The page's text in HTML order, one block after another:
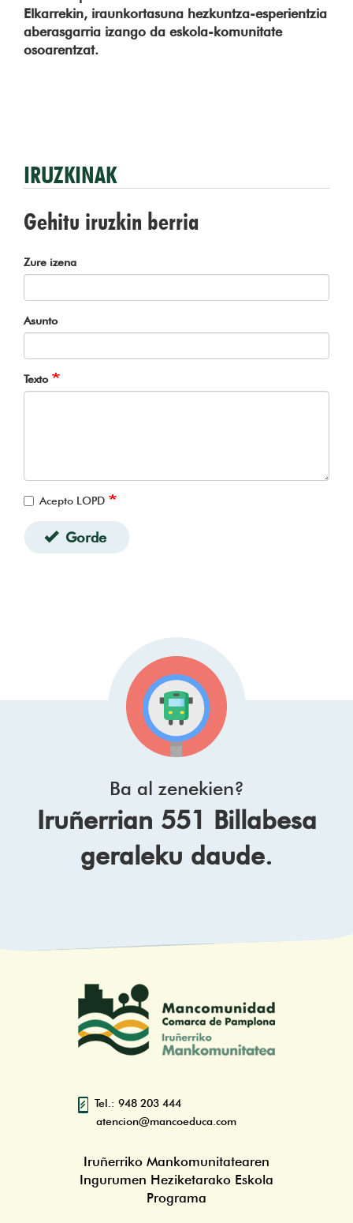
Elkarrekin, iraunkortasuna hezkuntza-esperientzia
aberasgarria izango da eskola-komunitate
osoarentzat.
IRUZKINAK
Gehitu iruzkin berria
Zure izena
Asunto
Texto
Acepto LOPD
Gorde
Ba al zenekien?
Iruñerrian 551 Billabesa
geraleku daude.
Tel.: 948 203 444
atencion@mancoeduca.com
Iruñerriko Mankomunitatearen
Ingurumen Heziketarako Eskola
Programa